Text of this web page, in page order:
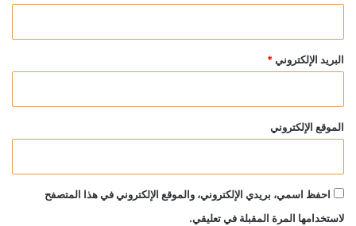
البريد الإلكتروني *
الموقع الإلكتروني
احفظ اسمي، بريدي الإلكتروني، والموقع الإلكتروني في هذا المتصفح
لاستخدامها المرة المقبلة في تعليقي.